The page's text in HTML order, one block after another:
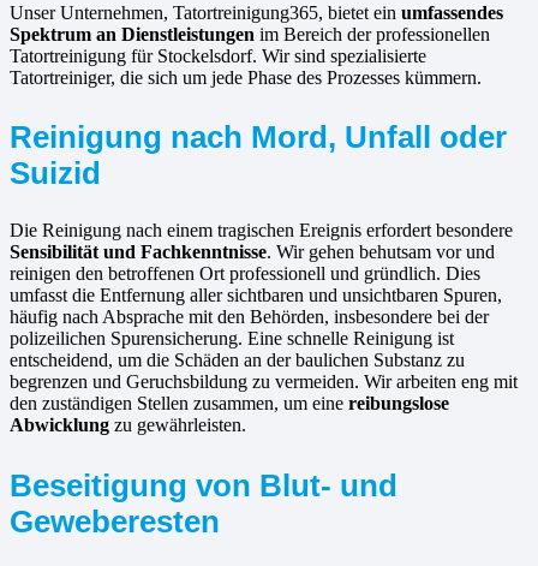
Unser Unternehmen, Tatortreinigung365, bietet ein umfassendes
Spektrum an Dienstleistungen im Bereich der professionellen
Tatortreinigung für Stockelsdorf. Wir sind spezialisierte
Tatortreiniger, die sich um jede Phase des Prozesses kümmern.
Reinigung nach Mord, Unfall oder
Suizid
Die Reinigung nach einem tragischen Ereignis erfordert besondere
Sensibilität und Fachkenntnisse. Wir gehen behutsam vor und
reinigen den betroffenen Ort professionell und gründlich. Dies
umfasst die Entfernung aller sichtbaren und unsichtbaren Spuren,
häufig nach Absprache mit den Behörden, insbesondere bei der
polizeilichen Spurensicherung. Eine schnelle Reinigung ist
entscheidend, um die Schäden an der baulichen Substanz zu
begrenzen und Geruchsbildung zu vermeiden. Wir arbeiten eng mit
den zuständigen Stellen zusammen, um eine reibungslose
Abwicklung zu gewährleisten.
Beseitigung von Blut- und
Geweberesten